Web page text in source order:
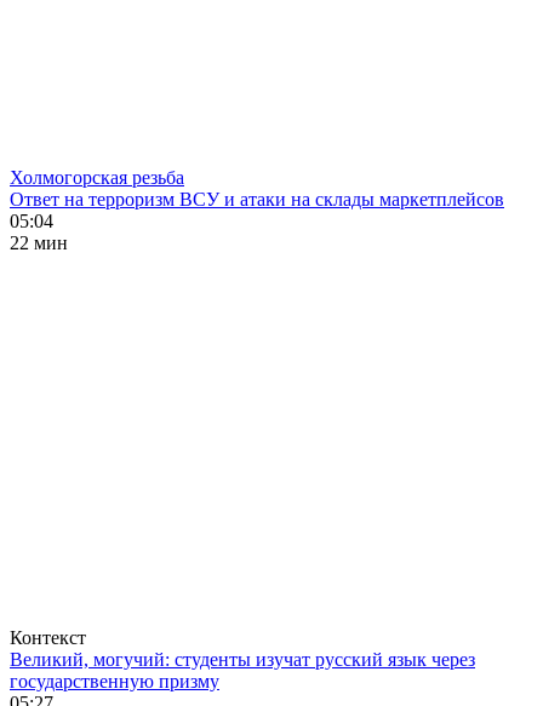
Холмогорская резьба
Ответ на терроризм ВСУ и атаки на склады маркетплейсов
05:04
22 мин
Контекст
Великий, могучий: студенты изучат русский язык через
государственную призму